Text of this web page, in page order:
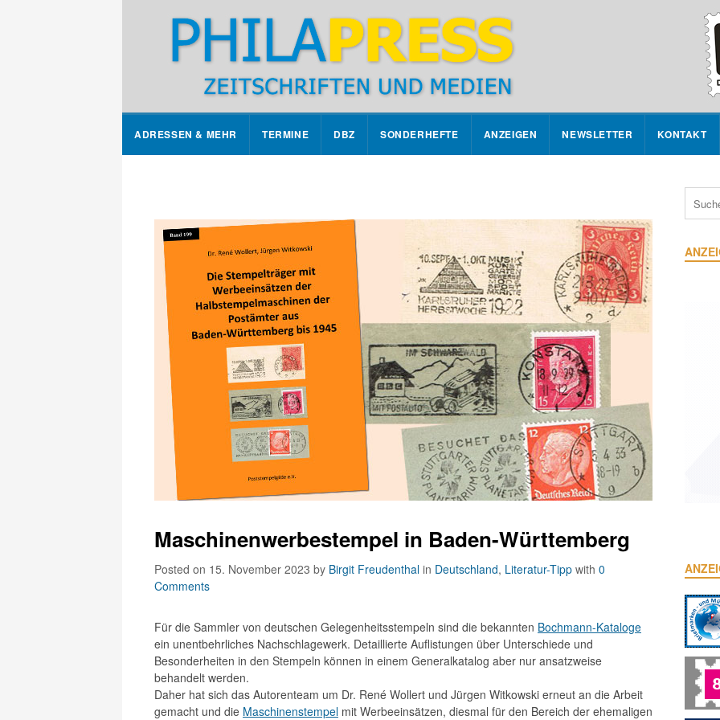
ADRESSEN & MEHR TERMINE DBZ SONDERHEFTE ANZEIGEN NEWSLETTER KONTAKT
Maschinenwerbestempel in Baden-Württemberg
Posted on 15. November 2023 by Birgit Freudenthal in Deutschland, Literatur-Tipp with 0
Comments
Für die Sammler von deutschen Gelegenheitsstempeln sind die bekannten Bochmann-Kataloge
ein unentbehrliches Nachschlagewerk. Detaillierte Auflistungen über Unterschiede und
Besonderheiten in den Stempeln können in einem Generalkatalog aber nur ansatzweise
behandelt werden.
Daher hat sich das Autorenteam um Dr. René Wollert und Jürgen Witkowski erneut an die Arbeit
gemacht und die Maschinenstempel mit Werbeeinsätzen, diesmal für den Bereich der ehemaligen